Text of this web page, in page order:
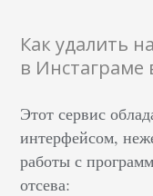
Как удалить
в Инстаграме
Этот сервис
интерфейсом,
работы с
отсева: